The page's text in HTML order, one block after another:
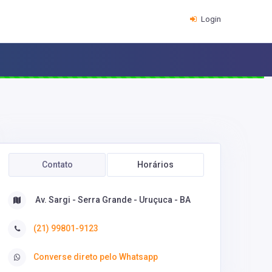
Login
Contato Horários
Av. Sargi - Serra Grande - Uruçuca - BA
(21) 99801-9123
Converse direto pelo Whatsapp